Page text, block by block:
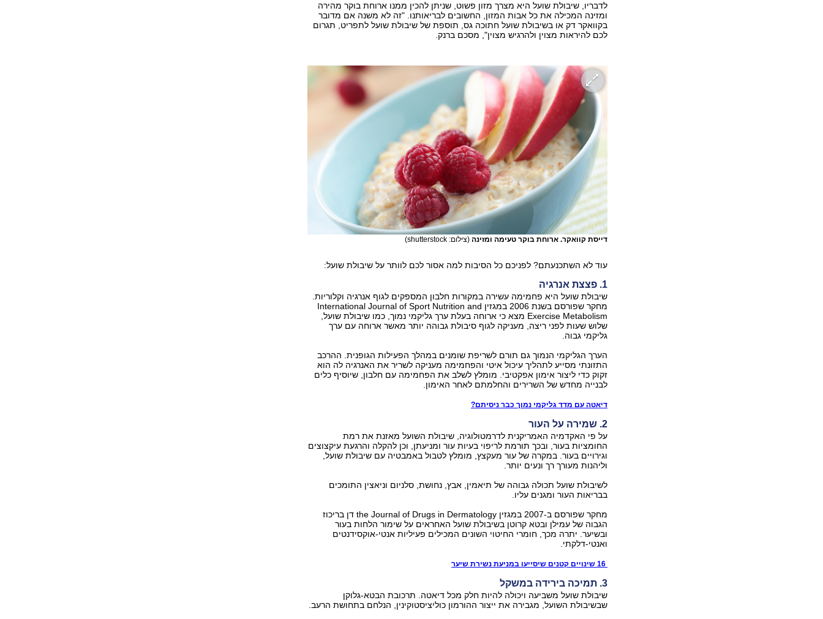
לדבריו, שיבולת שועל היא מצרך מזון פשוט, שניתן להכין ממנו ארוחת בוקר מהירה
ומזינה המכילה את כל אבות המזון, החשובים לבריאותנו. "זה לא משנה אם מדובר
בקוואקר דק או בשיבולת שועל חתוכה גס, תוספת של שיבולת שועל לתפריט, תגרום
לכם להיראות מצוין ולהרגיש מצוין", מסכם ברנק.
דייסת קוואקר. ארוחת בוקר טעימה ומזינה (צילום: shutterstock)
עוד לא השתכנעתם? לפניכם כל הסיבות למה אסור לכם לוותר על שיבולת שועל:
1. פצצת אנרגיה
שיבולת שועל היא פחמימה עשירה במקורות חלבון המספקים לגוף אנרגיה וקלוריות.
מחקר שפורסם בשנת 2006 במגזין International Journal of Sport Nutrition and
Exercise Metabolism מצא כי ארוחה בעלת ערך גליקמי נמוך, כמו שיבולת שועל,
שלוש שעות לפני ריצה, מעניקה לגוף סיבולת גבוהה יותר מאשר ארוחה עם ערך
גליקמי גבוה.
הערך הגליקמי הנמוך גם תורם לשריפת שומנים במהלך הפעילות הגופנית. ההרכב
התזונתי מסייע לתהליך עיכול איטי והפחמימה מעניקה לשריר את האנרגיה לה הוא
זקוק כדי ליצור אימון אפקטיבי. מומלץ לשלב את הפחמימה עם חלבון, שיוסיף כלים
לבנייה מחדש של השרירים והחלמתם לאחר האימון.
דיאטה עם מדד גליקמי נמוך כבר ניסיתם?
2. שמירה על העור
על פי האקדמיה האמריקנית לדרמטולוגיה, שיבולת השועל מאזנת את רמת
החומציות בעור, ובכך תורמת לריפוי בעיות עור ומניעתן, וכן להקלה והרגעת עיקצוצים
וגירויים בעור. במקרה של עור מעקצץ, מומלץ לטבול באמבטיה עם שיבולת שועל,
וליהנות מעורך רך ונעים יותר.
לשיבולת שועל תכולה גבוהה של תיאמין, אבץ, נחושת, סלניום וניאצין התומכים
בבריאות העור ומגנים עליו.
מחקר שפורסם ב-2007 במגזין the Journal of Drugs in Dermatology דן בריכוז
הגבוה של עמילן ובטא קרוטן בשיבולת שועל האחראים על שימור הלחות בעור
ובשיער. יתרה מכך, חומרי החיטוי השונים המכילים פעיליות אנטי-אוקסידנטים
ואנטי-דלקתי.
3. תמיכה בירידה במשקל
שיבולת שועל משביעה ויכולה להיות חלק מכל דיאטה. תרכובת הבטא-גלוקן
שבשיבולת השועל, מגבירה את ייצור ההורמון כוליציסטוקינין, הנלחם בתחושת הרעב.